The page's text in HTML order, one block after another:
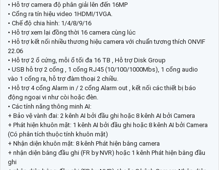
• Hỗ trợ camera độ phân giải lên đến 16MP
• Cổng ra tín hiệu video 1HDMI/1VGA.
• Chế độ chia hình: 1/4/8/9/16
• Hỗ trợ xem lại đồng thời 16 camera cùng lúc
• Hỗ trợ kết nối nhiều thương hiệu camera với chuẩn tương thích ONVIF
22.06
• Hỗ trợ 2 ổ cứng, mỗi ổ tối đa 16 TB , Hỗ trợ Disk Group
• USB hỗ trợ 2 cổng , 1 cổng RJ45 (10/100/1000Mbs), 1 cổng audio
vào 1 cổng ra, hỗ trợ đàm thoại 2 chiều.
• Hỗ trợ 4 cổng Alarm in / 2 cổng Alarm out , kết nối các thiết bị báo
động ngoại vi như còi hoặc đèn.
• Các tính năng thông minh AI:
+ Bảo vệ vành đai: 2 kênh AI bởi đầu ghi hoặc 8 kênh AI bởi Camera
+ Phát hiện khuôn mặt: 1 kênh AI bởi đầu ghi hoặc 8 kênh AI bởi Camera
(Có phân tích thuộc tính khuôn mặt)
+ Nhận diện khuôn mặt: 8 kênh Phát hiện bằng camera
+ nhận diện bằng đầu ghi (FR by NVR) hoặc 1 kênh Phát hiện bằng đầu
ghi